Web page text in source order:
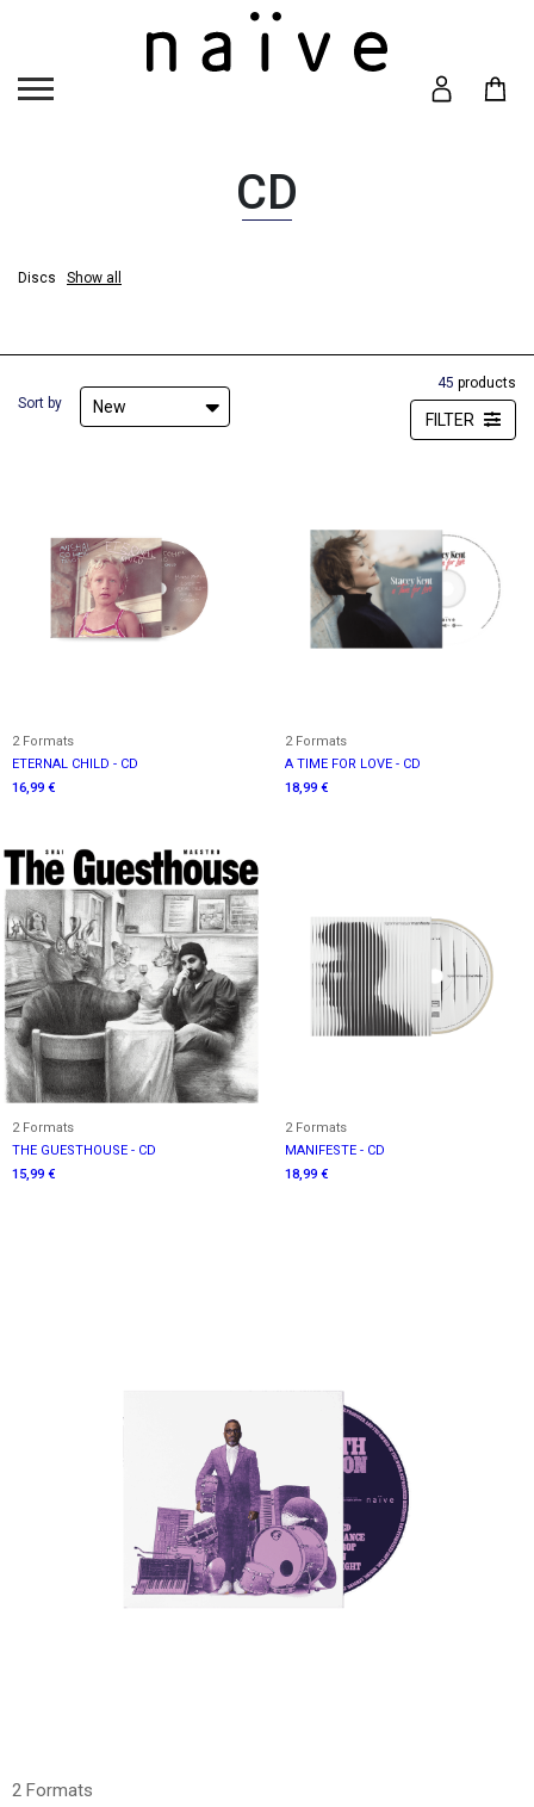
CD
Discs
Show all
Sort by New
45 products
FILTER
2 Formats
ETERNAL CHILD - CD
16,99 €
2 Formats
A TIME FOR LOVE - CD
18,99 €
2 Formats
THE GUESTHOUSE - CD
15,99 €
2 Formats
MANIFESTE - CD
18,99 €
2 Formats